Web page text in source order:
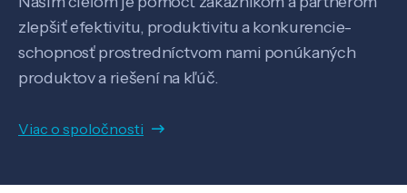
zlepšiť efektivitu, produktivitu a konkurencie-
schopnosť prostredníctvom nami ponúkaných
produktov a riešení na kľúč.
Viac o spoločnosti